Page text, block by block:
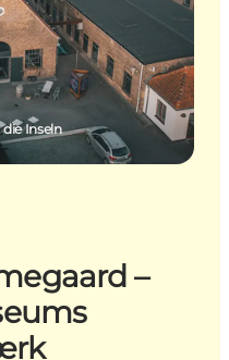
–
Inseln